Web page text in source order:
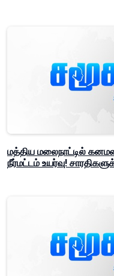
மத்திய மலைநாட்டில்
நீர்மட்டம் உயர்வு!